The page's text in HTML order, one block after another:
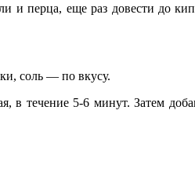
и перца, еще раз довести до
соль — по вкусу.
течение 5-6 минут. Затем